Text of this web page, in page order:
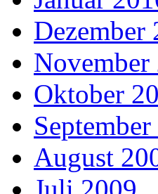
Dezember
November
Oktober
August